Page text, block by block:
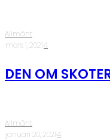
Allmänt
·mars 1, 2021·4
DEN OM
Allmänt
·januari 20, 2021·4